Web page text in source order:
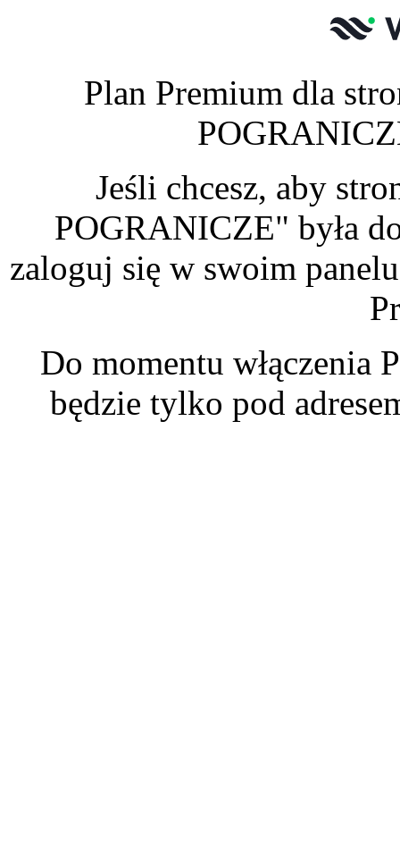
Plan Premium dla
Jeśli chcesz, aby
POGRANICZE" była
zaloguj się w swoim
Do momentu włączenia
będzie tylko pod